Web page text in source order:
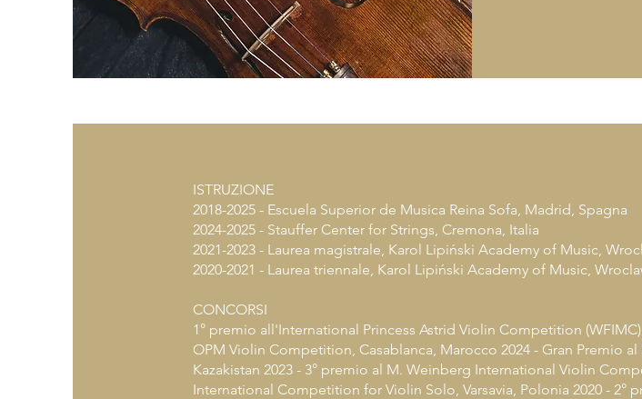
ISTRUZIONE
2018-2025 - Escuela Superior de Musica Reina Sofa, Madrid, Spagna
2024-2025 - Stauffer Center for Strings, Cremona, Italia
2021-2023 - Laurea magistrale, Karol Lipiński Academy of Music,
2020-2021 - Laurea triennale, Karol Lipiński Academy of Music,
CONCORSI
1° premio all'International Princess Astrid Violin Competition
OPM Violin Competition, Casablanca, Marocco 2024 - Gran Premio
Kazakistan 2023 - 3° premio al M. Weinberg International Violin
International Competition for Violin Solo, Varsavia, Polonia 2020 -